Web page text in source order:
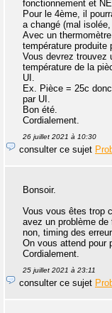
fonctionnement et
Pour le 4ème, il
a changé (mal
Avec un
température produite
Vous devrez trouvez
température de la
UI.
Ex. Pièce = 25c
par UI.
Bon été.
Cordialement.
26 juillet 2021 à 10:30
consulter ce sujet
Bonsoir.
Vous vous êtes trop
avez un problème
non, timing des
On vous attend pour
Cordialement.
25 juillet 2021 à 23:11
consulter ce sujet